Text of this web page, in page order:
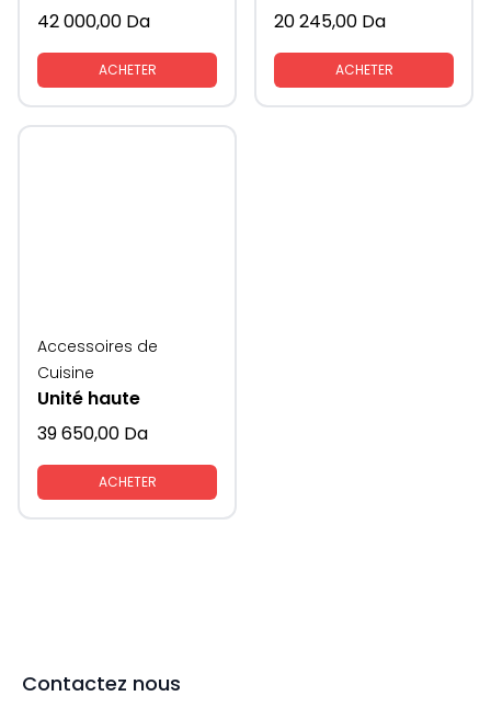
42 000,00 Da
ACHETER
20 245,00 Da
ACHETER
Accessoires de
Cuisine
Unité haute
39 650,00 Da
ACHETER
Contactez nous